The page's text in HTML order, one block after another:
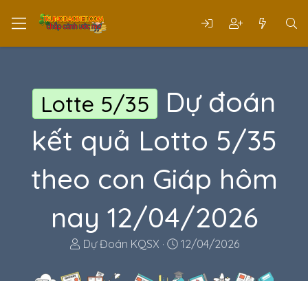
Lotte 5/35
Dự đoán
kết quả Lotto 5/35
theo con Giáp hôm
nay 12/04/2026
T
Dự Đoán KQSX
N
à
12/04/2026